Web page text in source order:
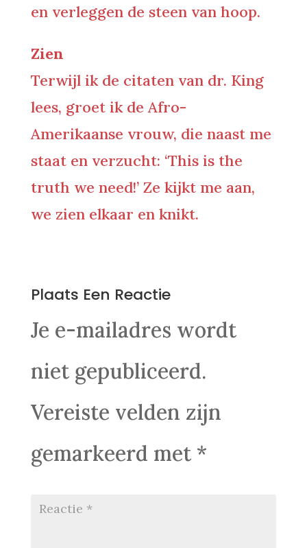
en verleggen de steen van hoop.
Zien
Terwijl ik de citaten van dr. King
lees, groet ik de Afro-
Amerikaanse vrouw, die naast me
staat en verzucht: ‘This is the
truth we need!’ Ze kijkt me aan,
we zien elkaar en knikt.
Plaats Een Reactie
Je e-mailadres wordt
niet gepubliceerd.
Vereiste velden zijn
gemarkeerd met *